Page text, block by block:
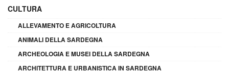
CULTURA
ALLEVAMENTO E AGRICOLTURA
ANIMALI DELLA SARDEGNA
ARCHEOLOGIA E MUSEI DELLA SARDEGNA
ARCHITETTURA E URBANISTICA IN SARDEGNA